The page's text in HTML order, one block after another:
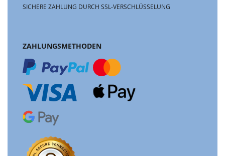
SICHERE ZAHLUNG DURCH SSL-VERSCHLÜSSELUNG
ZAHLUNGSMETHODEN